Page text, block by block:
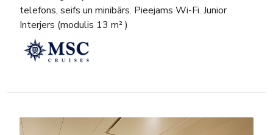
telefons, seifs un minibārs. Pieejams Wi-Fi. Junior
Interjers (modulis 13 m² )